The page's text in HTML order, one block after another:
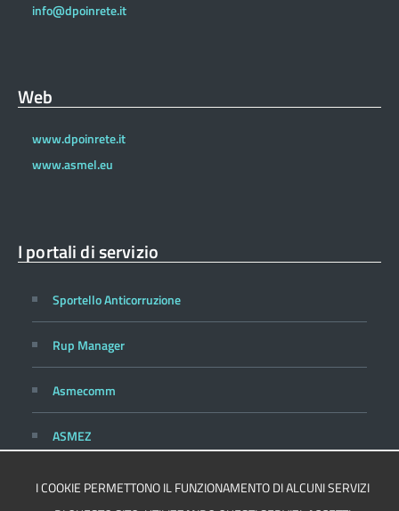
info@dpoinrete.it
Web
www.dpoinrete.it
www.asmel.eu
I portali di servizio
Sportello Anticorruzione
Rup Manager
Asmecomm
ASMEZ
I COOKIE PERMETTONO IL FUNZIONAMENTO DI ALCUNI SERVIZI